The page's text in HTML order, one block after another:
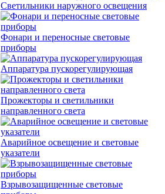
Светильники наружного освещения
Фонари и переносные световые
приборы
Аппаратура пускорегулирующая
Прожекторы и светильники
направленного света
Аварийное освещение и световые
указатели
Взрывозащищенные световые